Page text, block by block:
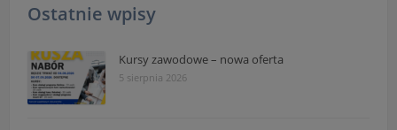
Ostatnie wpisy
Kursy zawodowe – nowa oferta
5 sierpnia 2026